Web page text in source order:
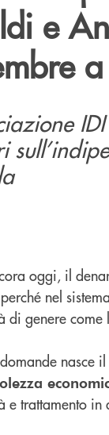
e
oggi, il
nel
di genere come
nasce il
e trattamento